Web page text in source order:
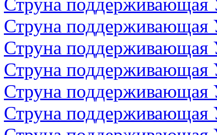
Струна
Струна
Струна
Струна
Струна